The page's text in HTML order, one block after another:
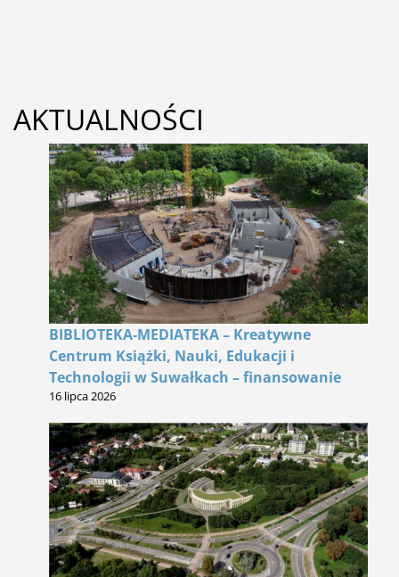
AKTUALNOŚCI
BIBLIOTEKA-MEDIATEKA – Kreatywne
Centrum Książki, Nauki, Edukacji i
Technologii w Suwałkach – finansowanie
16 lipca 2026